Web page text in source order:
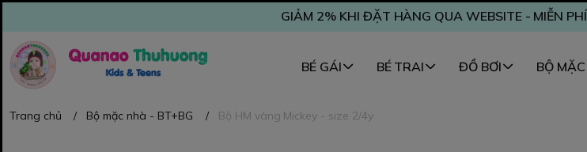
GIẢM 2% KHI ĐẶT HÀNG QUA WEBSITE - MIỄN
BÉ GÁI BÉ TRAI ĐỒ BƠI BỘ
Trang chủ / Bộ mặc nhà - BT+BG / Bộ HM vàng Mickey - size 2/4y